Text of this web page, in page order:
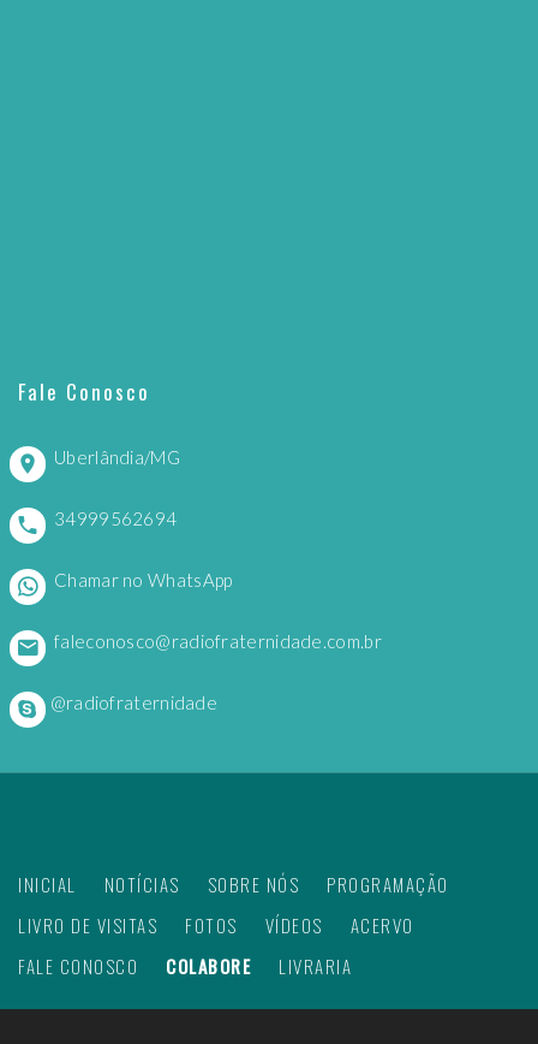
Fale Conosco
Uberlândia/MG
34999562694
Chamar no WhatsApp
faleconosco@radiofraternidade.com.br
@radiofraternidade
INICIAL NOTÍCIAS SOBRE NÓS
PROGRAMAÇÃO
LIVRO DE VISITAS
FOTOS VÍDEOS
ACERVO
FALE CONOSCO
COLABORE LIVRARIA